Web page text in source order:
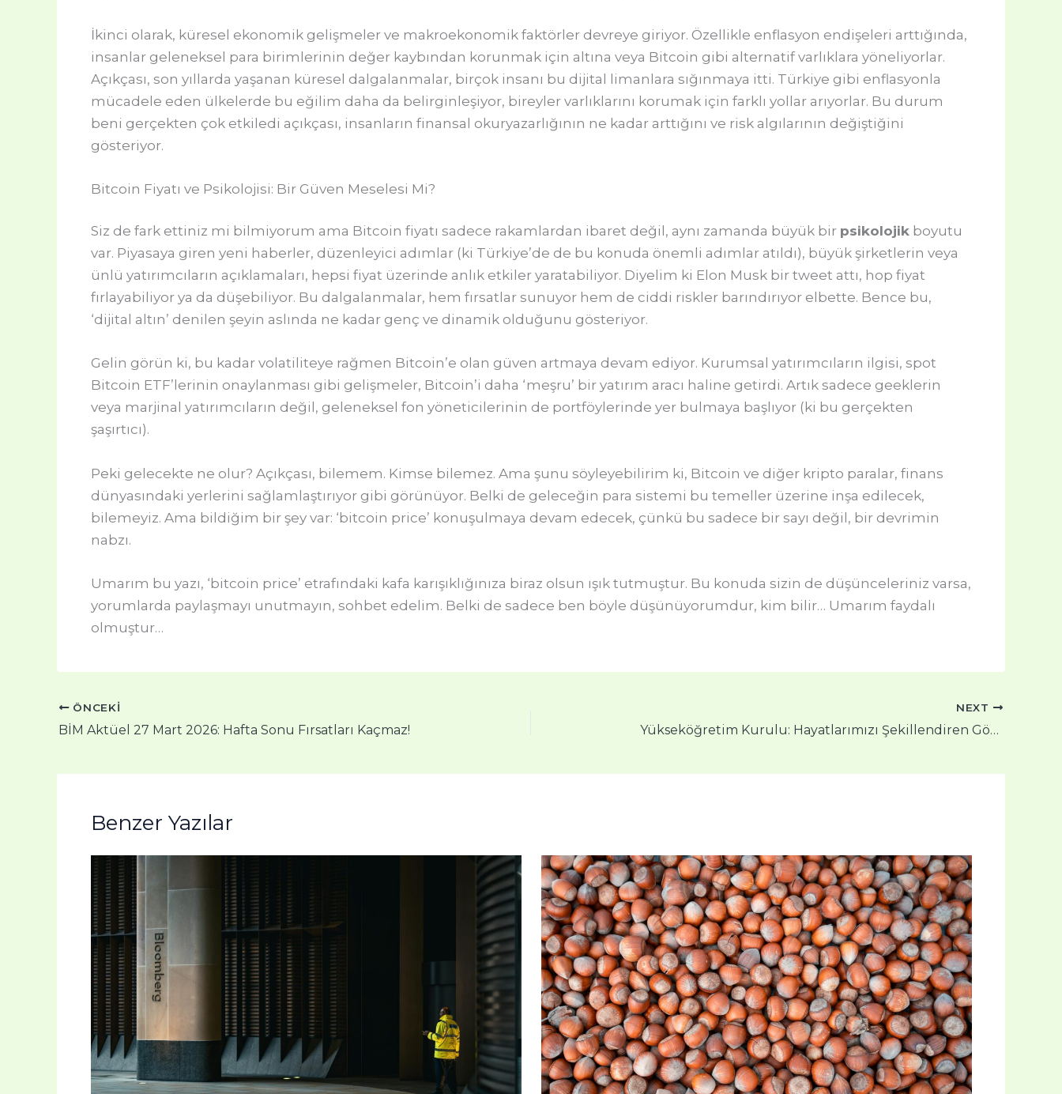
İkinci olarak, küresel ekonomik gelişmeler ve makroekonomik faktörler devreye giriyor. Özellikle enflasyon endişeleri arttığında,
insanlar geleneksel para birimlerinin değer kaybından korunmak için altına veya Bitcoin gibi alternatif varlıklara yöneliyorlar.
Açıkçası, son yıllarda yaşanan küresel dalgalanmalar, birçok insanı bu dijital limanlara sığınmaya itti. Türkiye gibi enflasyonla
mücadele eden ülkelerde bu eğilim daha da belirginleşiyor, bireyler varlıklarını korumak için farklı yollar arıyorlar. Bu durum
beni gerçekten çok etkiledi açıkçası, insanların finansal okuryazarlığının ne kadar arttığını ve risk algılarının değiştiğini
gösteriyor.
Bitcoin Fiyatı ve Psikolojisi: Bir Güven Meselesi Mi?
Siz de fark ettiniz mi bilmiyorum ama Bitcoin fiyatı sadece rakamlardan ibaret değil, aynı zamanda büyük bir psikolojikboyutu
var. Piyasaya giren yeni haberler, düzenleyici adımlar (ki Türkiye’de de bu konuda önemli adımlar atıldı), büyük şirketlerin veya
ünlü yatırımcıların açıklamaları, hepsi fiyat üzerinde anlık etkiler yaratabiliyor. Diyelim ki Elon Musk bir tweet attı, hop fiyat
fırlayabiliyor ya da düşebiliyor. Bu dalgalanmalar, hem fırsatlar sunuyor hem de ciddi riskler barındırıyor elbette. Bence bu,
‘dijital altın’ denilen şeyin aslında ne kadar genç ve dinamik olduğunu gösteriyor.
Gelin görün ki, bu kadar volatiliteye rağmen Bitcoin’e olan güven artmaya devam ediyor. Kurumsal yatırımcıların ilgisi, spot
Bitcoin ETF’lerinin onaylanması gibi gelişmeler, Bitcoin’i daha ‘meşru’ bir yatırım aracı haline getirdi. Artık sadece geeklerin
veya marjinal yatırımcıların değil, geleneksel fon yöneticilerinin de portföylerinde yer bulmaya başlıyor (ki bu gerçekten
şaşırtıcı).
Peki gelecekte ne olur? Açıkçası, bilemem. Kimse bilemez. Ama şunu söyleyebilirim ki, Bitcoin ve diğer kripto paralar, finans
dünyasındaki yerlerini sağlamlaştırıyor gibi görünüyor. Belki de geleceğin para sistemi bu temeller üzerine inşa edilecek,
bilemeyiz. Ama bildiğim bir şey var: ‘bitcoin price’ konuşulmaya devam edecek, çünkü bu sadece bir sayı değil, bir devrimin
nabzı.
Umarım bu yazı, ‘bitcoin price’ etrafındaki kafa karışıklığınıza biraz olsun ışık tutmuştur. Bu konuda sizin de düşünceleriniz varsa,
yorumlarda paylaşmayı unutmayın, sohbet edelim. Belki de sadece ben böyle düşünüyorumdur, kim bilir… Umarım faydalı
olmuştur…
ÖNCEKI
BİM Aktüel 27 Mart 2026: Hafta Sonu Fırsatları Kaçmaz!
NEXT
Yükseköğretim Kurulu: Hayatlarımızı Şekillendiren Görünmez El mi?
Benzer Yazılar